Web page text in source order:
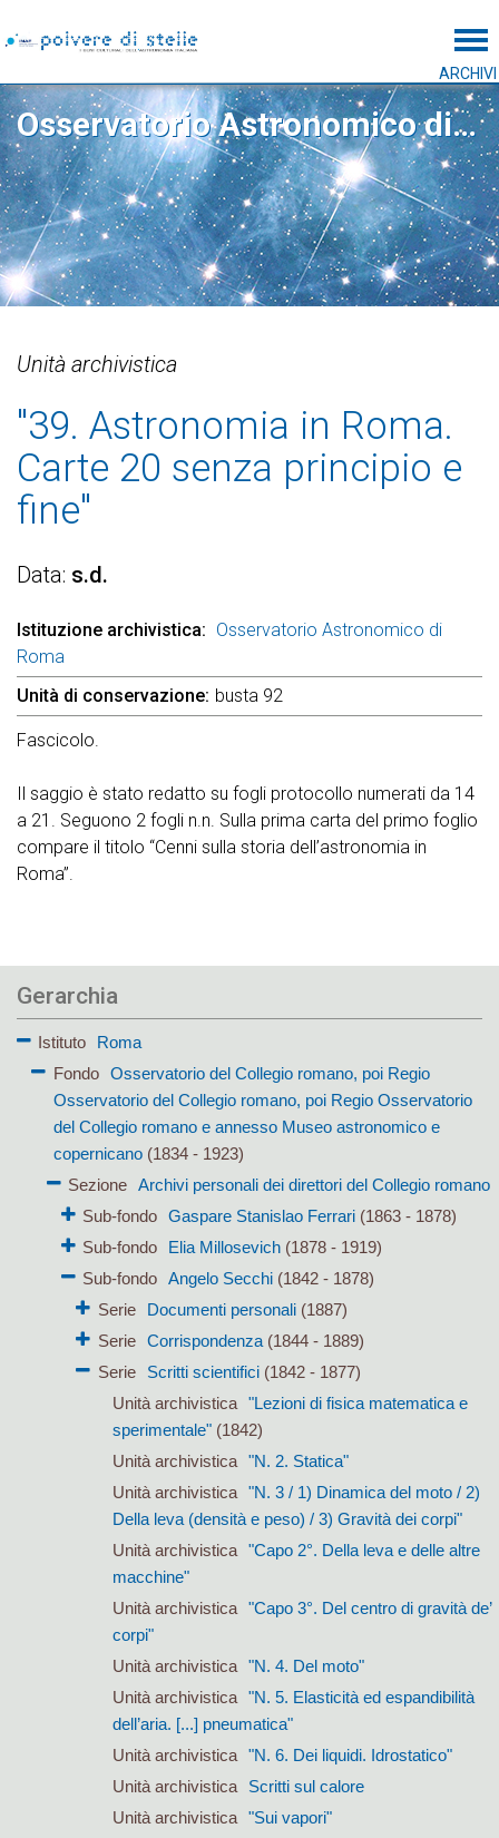
ARCHIVI
Osservatorio Astronomico di Roma
Unità archivistica
"39. Astronomia in Roma.
Carte 20 senza principio e
fine"
Data s.d.
Istituzione archivistica
Osservatorio Astronomico di
Roma
Unità di conservazione busta 92
Fascicolo.
Il saggio è stato redatto su fogli protocollo numerati da 14
a 21. Seguono 2 fogli n.n. Sulla prima carta del primo foglio
compare il titolo “Cenni sulla storia dell’astronomia in
Roma”.
Gerarchia
Istituto
Roma
Fondo
Osservatorio del Collegio romano, poi Regio
Osservatorio del Collegio romano, poi Regio Osservatorio
del Collegio romano e annesso Museo astronomico e
copernicano(1834 - 1923)
Sezione Archivi personali dei direttori del Collegio romano
Sub-fondo
Gaspare Stanislao Ferrari (1863 - 1878)
Sub-fondo
Elia Millosevich (1878 - 1919)
Sub-fondo
Angelo Secchi (1842 - 1878)
Serie
Documenti personali(1887)
Serie
Corrispondenza(1844 - 1889)
Serie
Scritti scientifici(1842 - 1877)
Unità archivistica "Lezioni di fisica matematica e
sperimentale"(1842)
Unità archivistica "N. 2. Statica"
Unità archivistica "N. 3 / 1) Dinamica del moto / 2)
Della leva (densità e peso) / 3) Gravità dei corpi"
Unità archivistica "Capo 2°. Della leva e delle altre
macchine"
Unità archivistica "Capo 3°. Del centro di gravità de’
corpi"
Unità archivistica "N. 4. Del moto"
Unità archivistica "N. 5. Elasticità ed espandibilità
dell’aria. [...] pneumatica"
Unità archivistica "N. 6. Dei liquidi. Idrostatico"
Unità archivistica
Scritti sul calore
Unità archivistica "Sui vapori"